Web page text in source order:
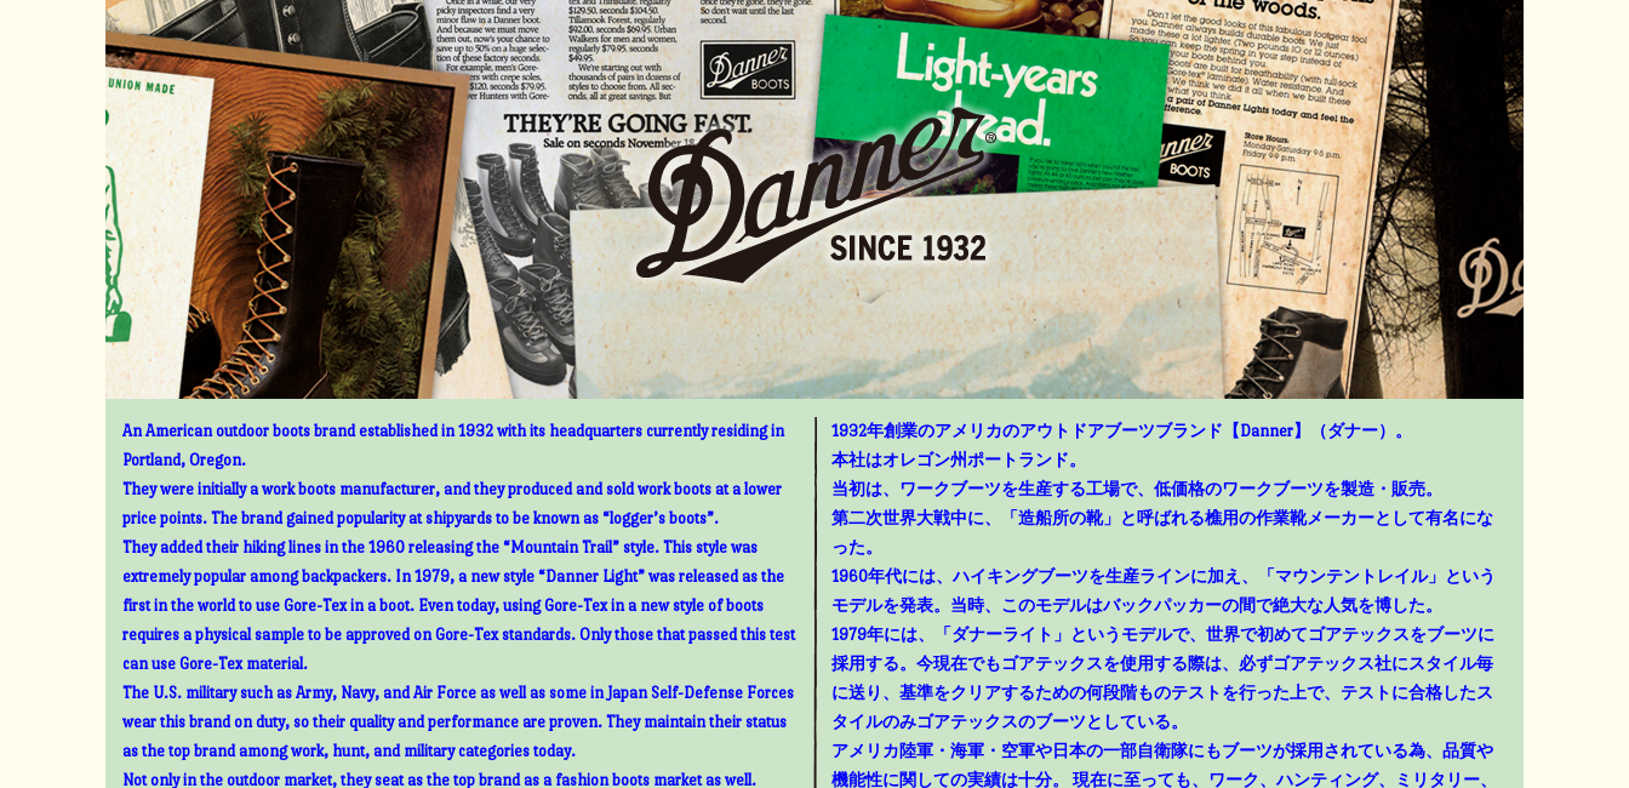
An American outdoor boots brand established in 1932 with its headquarters currently residing in
Portland, Oregon.
They were initially a work boots manufacturer, and they produced and sold work boots at a lower
price points. The brand gained popularity at shipyards to be known as “logger’s boots”.
They added their hiking lines in the 1960 releasing the “Mountain Trail” style. This style was
extremely popular among backpackers. In 1979, a new style “Danner Light” was released as the
first in the world to use Gore-Tex in a boot. Even today, using Gore-Tex in a new style of boots
requires a physical sample to be approved on Gore-Tex standards. Only those that passed this test
can use Gore-Tex material.
The U.S. military such as Army, Navy, and Air Force as well as some in Japan Self-Defense Forces
wear this brand on duty, so their quality and performance are proven. They maintain their status
as the top brand among work, hunt, and military categories today.
Not only in the outdoor market, they seat as the top brand as a fashion boots market as well.
1932年創業のアメリカのアウトドアブーツブランド【Danner】（ダナー）。
本社はオレゴン州ポートランド。
当初は、ワークブーツを生産する工場で、低価格のワークブーツを製造・販売。
第二次世界大戦中に、「造船所の靴」と呼ばれる樵用の作業靴メーカーとして有名にな
った。
1960年代には、ハイキングブーツを生産ラインに加え、「マウンテントレイル」という
モデルを発表。当時、このモデルはバックパッカーの間で絶大な人気を博した。
1979年には、「ダナーライト」というモデルで、世界で初めてゴアテックスをブーツに
採用する。今現在でもゴアテックスを使用する際は、必ずゴアテックス社にスタイル毎
に送り、基準をクリアするための何段階ものテストを行った上で、テストに合格したス
タイルのみゴアテックスのブーツとしている。
アメリカ陸軍・海軍・空軍や日本の一部自衛隊にもブーツが採用されている為、品質や
機能性に関しての実績は十分。 現在に至っても、ワーク、ハンティング、ミリタリー、